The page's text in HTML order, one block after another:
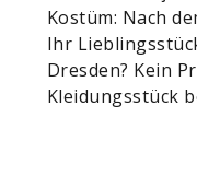
Kostüm: Nach
Ihr
Dresden? Kein
Kleidungsstück